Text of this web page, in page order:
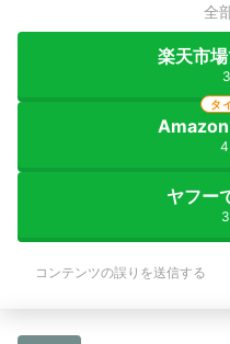
全
楽天市
Amazon
タ
ヤフー
コンテンツの誤りを送信する